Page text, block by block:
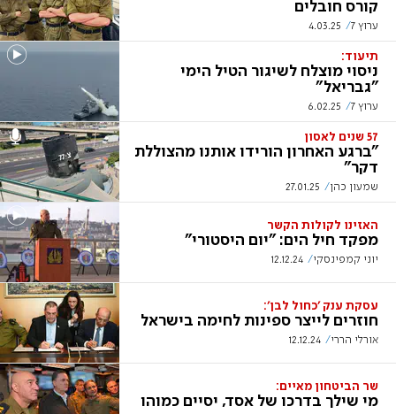
קורס חובלים
ערוץ 7 4.03.25
תיעוד:
ניסוי מוצלח לשיגור הטיל הימי
"גבריאל"
ערוץ 7 6.02.25
57 שנים לאסון
"ברגע האחרון הורידו אותנו מהצוללת
דקר"
שמעון כהן 27.01.25
האזינו לקולות הקשר
מפקד חיל הים: "יום היסטורי"
יוני קמפינסקי 12.12.24
עסקת ענק 'כחול לבן':
חוזרים לייצר ספינות לחימה בישראל
אורלי הררי 12.12.24
שר הביטחון מאיים:
מי שילך בדרכו של אסד, יסיים כמוהו